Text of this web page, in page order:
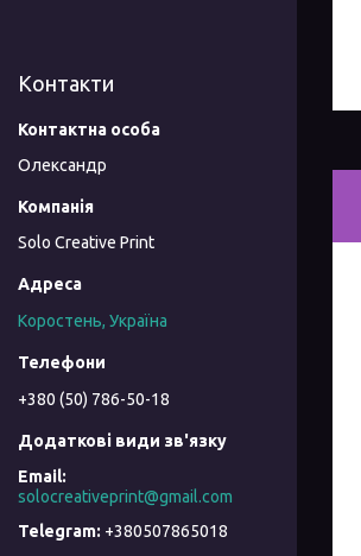
Контакти
Олександр
Solo Creative Print
Коростень, Україна
+380 (50) 786-50-18
solocreativeprint@gmail.com
+380507865018